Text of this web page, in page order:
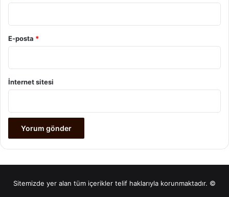
E-posta *
İnternet sitesi
Sitemizde yer alan tüm içerikler telif haklarıyla korunmaktadır. ©